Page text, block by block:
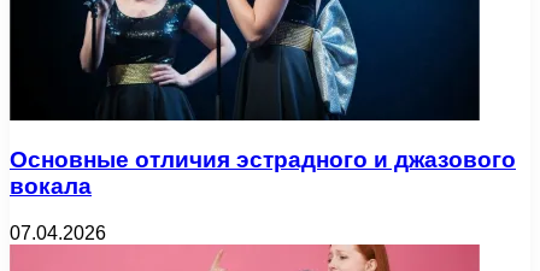
Основные отличия эстрадного и джазового
вокала
07.04.2026